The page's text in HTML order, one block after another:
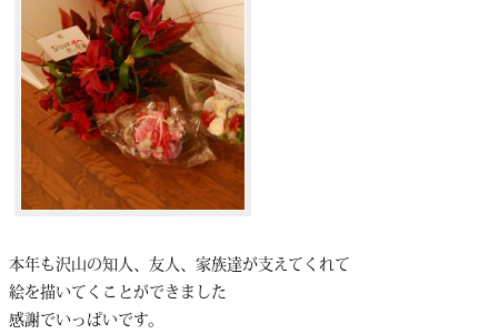
本年も沢山の知人、友人、家族達が支えてくれて
絵を描いてくことができました
感謝でいっぱいです。